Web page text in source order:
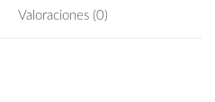
Valoraciones (0)